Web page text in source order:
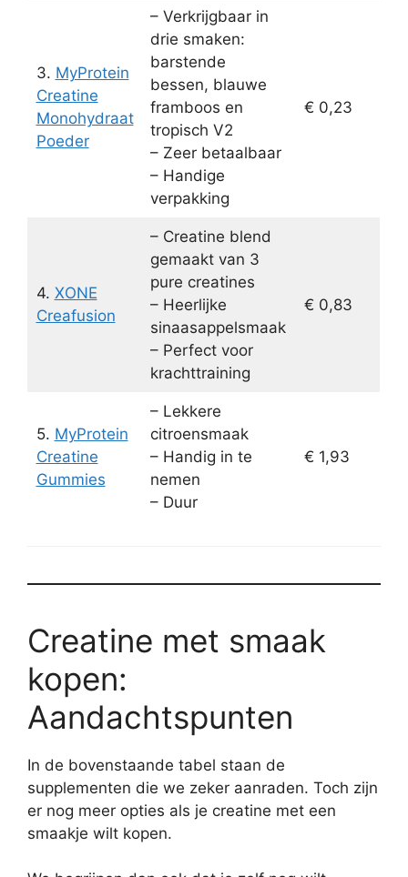
3. MyProtein
Creatine
Monohydraat
Poeder
– Verkrijgbaar in
drie smaken:
barstende
bessen, blauwe
framboos en
tropisch V2
– Zeer betaalbaar
– Handige
verpakking
€ 0,23
4. XONE
Creafusion
– Creatine blend
gemaakt van 3
pure creatines
– Heerlijke
sinaasappelsmaak
– Perfect voor
krachttraining
€ 0,83
5. MyProtein
Creatine
Gummies
– Lekkere
citroensmaak
– Handig in te
nemen
– Duur
€ 1,93
Creatine met smaak
kopen:
Aandachtspunten
In de bovenstaande tabel staan de
supplementen die we zeker aanraden. Toch zijn
er nog meer opties als je creatine met een
smaakje wilt kopen.